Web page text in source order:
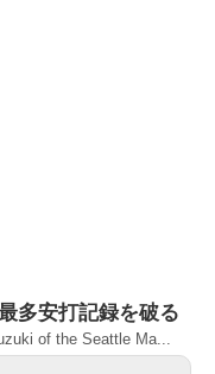
多安打記録を破る
of the Seattle Ma...